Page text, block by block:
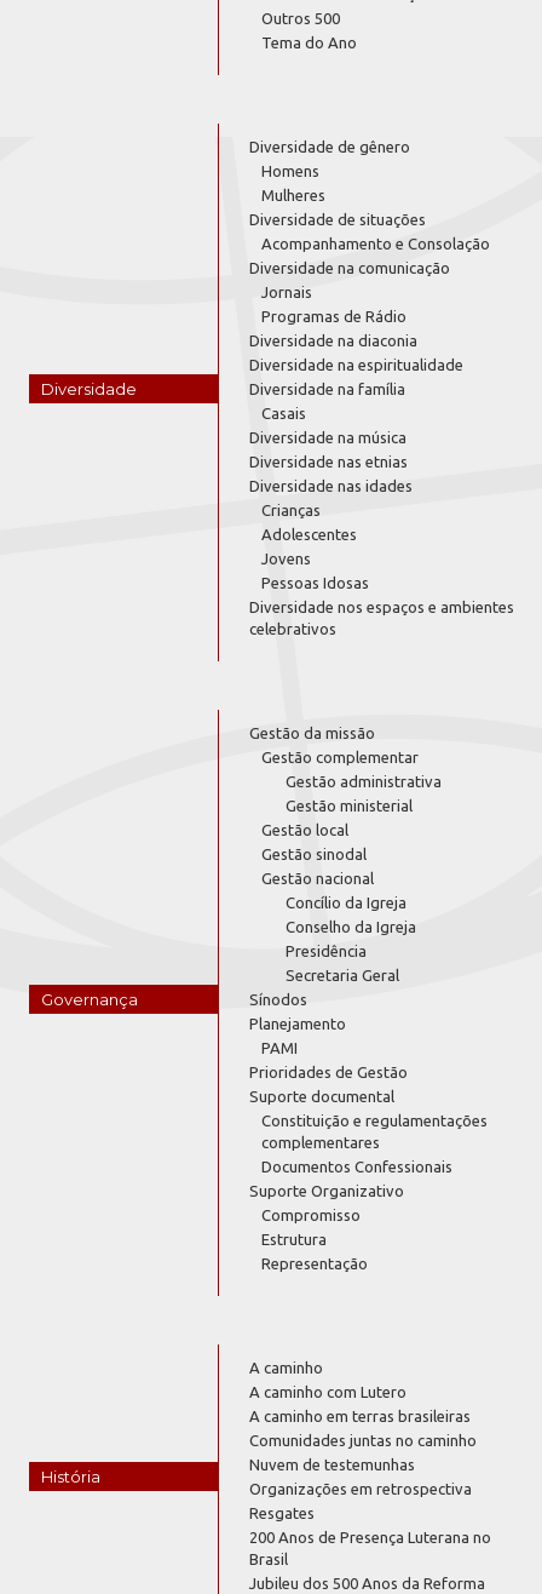
Outros 500
Tema do Ano
Diversidade
Diversidade de gênero
Homens
Mulheres
Diversidade de situações
Acompanhamento e Consolação
Diversidade na comunicação
Jornais
Programas de Rádio
Diversidade na diaconia
Diversidade na espiritualidade
Diversidade na família
Casais
Diversidade na música
Diversidade nas etnias
Diversidade nas idades
Crianças
Adolescentes
Jovens
Pessoas Idosas
Diversidade nos espaços e ambientes
celebrativos
Governança
Gestão da missão
Gestão complementar
Gestão administrativa
Gestão ministerial
Gestão local
Gestão sinodal
Gestão nacional
Concílio da Igreja
Conselho da Igreja
Presidência
Secretaria Geral
Sínodos
Planejamento
PAMI
Prioridades de Gestão
Suporte documental
Constituição e regulamentações
complementares
Documentos Confessionais
Suporte Organizativo
Compromisso
Estrutura
Representação
História
A caminho
A caminho com Lutero
A caminho em terras brasileiras
Comunidades juntas no caminho
Nuvem de testemunhas
Organizações em retrospectiva
Resgates
200 Anos de Presença Luterana no
Brasil
Jubileu dos 500 Anos da Reforma